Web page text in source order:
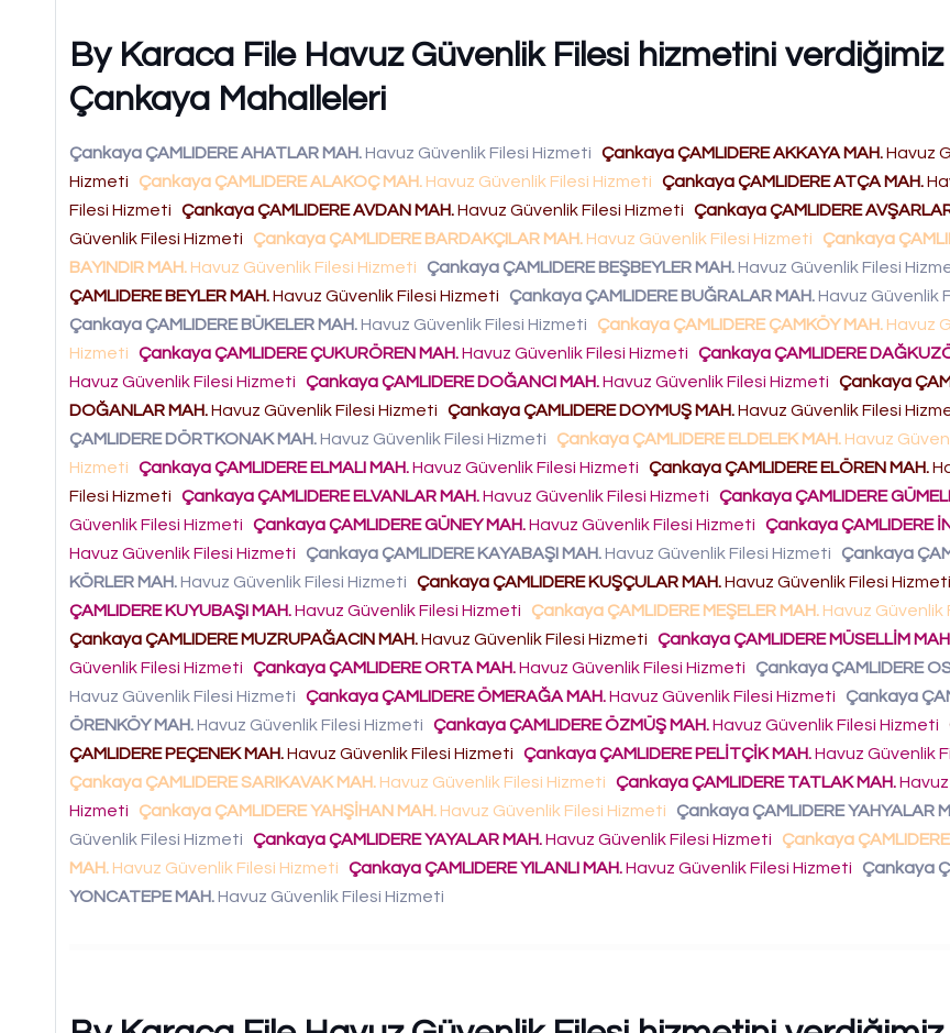
By Karaca File Havuz Güvenlik Filesi hizmetini verdiğimiz
Çankaya Mahalleleri
Çankaya ÇAMLIDERE AHATLAR MAH.Havuz Güvenlik Filesi Hizmeti Çankaya ÇAMLIDERE AKKAYA MAH.Havuz
Hizmeti
Çankaya ÇAMLIDERE ALAKOÇ MAH. Havuz Güvenlik Filesi Hizmeti Çankaya ÇAMLIDERE ATÇA MAH.
Filesi Hizmeti
Çankaya ÇAMLIDERE AVDAN MAH.Havuz Güvenlik Filesi Hizmeti Çankaya ÇAMLIDERE
Güvenlik Filesi Hizmeti
Çankaya ÇAMLIDERE BARDAKÇILAR MAH. Havuz Güvenlik Filesi Hizmeti
Çankaya
BAYINDIR MAH. Havuz Güvenlik Filesi Hizmeti Çankaya ÇAMLIDERE BEŞBEYLER MAH.Havuz Güvenlik Filesi
ÇAMLIDERE BEYLER MAH.Havuz Güvenlik Filesi Hizmeti Çankaya ÇAMLIDERE BUĞRALAR MAH.Havuz Güvenlik
Çankaya ÇAMLIDERE BÜKELER MAH.Havuz Güvenlik Filesi Hizmeti Çankaya ÇAMLIDERE ÇAMKÖY MAH. Havuz
Hizmeti
Çankaya ÇAMLIDERE ÇUKURÖREN MAH.Havuz Güvenlik Filesi Hizmeti
Çankaya ÇAMLIDERE
Havuz Güvenlik Filesi Hizmeti
Çankaya ÇAMLIDERE DOĞANCI MAH.Havuz Güvenlik Filesi Hizmeti
Çankaya
DOĞANLAR MAH.Havuz Güvenlik Filesi Hizmeti Çankaya ÇAMLIDERE DOYMUŞ MAH.Havuz Güvenlik Filesi
ÇAMLIDERE DÖRTKONAK MAH.Havuz Güvenlik Filesi Hizmeti Çankaya ÇAMLIDERE ELDELEK MAH. Havuz
Hizmeti
Çankaya ÇAMLIDERE ELMALI MAH.Havuz Güvenlik Filesi Hizmeti Çankaya ÇAMLIDERE ELÖREN MAH.
Filesi Hizmeti
Çankaya ÇAMLIDERE ELVANLAR MAH.Havuz Güvenlik Filesi Hizmeti Çankaya ÇAMLIDERE
Güvenlik Filesi Hizmeti
Çankaya ÇAMLIDERE GÜNEY MAH.Havuz Güvenlik Filesi Hizmeti
Çankaya ÇAMLIDERE
Havuz Güvenlik Filesi Hizmeti
Çankaya ÇAMLIDERE KAYABAŞI MAH.Havuz Güvenlik Filesi Hizmeti
Çankaya
KÖRLER MAH.Havuz Güvenlik Filesi Hizmeti Çankaya ÇAMLIDERE KUŞÇULAR MAH.Havuz Güvenlik Filesi Hizmeti
ÇAMLIDERE KUYUBAŞI MAH.Havuz Güvenlik Filesi Hizmeti Çankaya ÇAMLIDERE MEŞELER MAH. Havuz Güvenlik
Çankaya ÇAMLIDERE MUZRUPAĞACIN MAH.Havuz Güvenlik Filesi Hizmeti Çankaya ÇAMLIDERE MÜSELLİM
Güvenlik Filesi Hizmeti
Çankaya ÇAMLIDERE ORTA MAH.Havuz Güvenlik Filesi Hizmeti
Çankaya ÇAMLIDERE
Havuz Güvenlik Filesi Hizmeti
Çankaya ÇAMLIDERE ÖMERAĞA MAH.Havuz Güvenlik Filesi Hizmeti
Çankaya
ÖRENKÖY MAH.Havuz Güvenlik Filesi Hizmeti Çankaya ÇAMLIDERE ÖZMÜŞ MAH.Havuz Güvenlik Filesi Hizmeti
ÇAMLIDERE PEÇENEK MAH.Havuz Güvenlik Filesi Hizmeti Çankaya ÇAMLIDERE PELİTÇİK MAH.Havuz Güvenlik
Çankaya ÇAMLIDERE SARIKAVAK MAH. Havuz Güvenlik Filesi Hizmeti Çankaya ÇAMLIDERE TATLAK MAH.
Hizmeti
Çankaya ÇAMLIDERE YAHŞİHAN MAH. Havuz Güvenlik Filesi Hizmeti Çankaya ÇAMLIDERE YAHYALAR
Güvenlik Filesi Hizmeti
Çankaya ÇAMLIDERE YAYALAR MAH.Havuz Güvenlik Filesi Hizmeti
Çankaya
MAH. Havuz Güvenlik Filesi Hizmeti Çankaya ÇAMLIDERE YILANLI MAH.Havuz Güvenlik Filesi Hizmeti
Çankaya
YONCATEPE MAH.Havuz Güvenlik Filesi Hizmeti